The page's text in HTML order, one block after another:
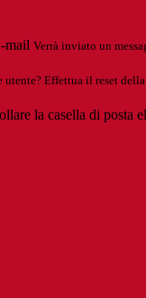
mail Verrà inviato un
utente? Effettua il reset
la casella di posta